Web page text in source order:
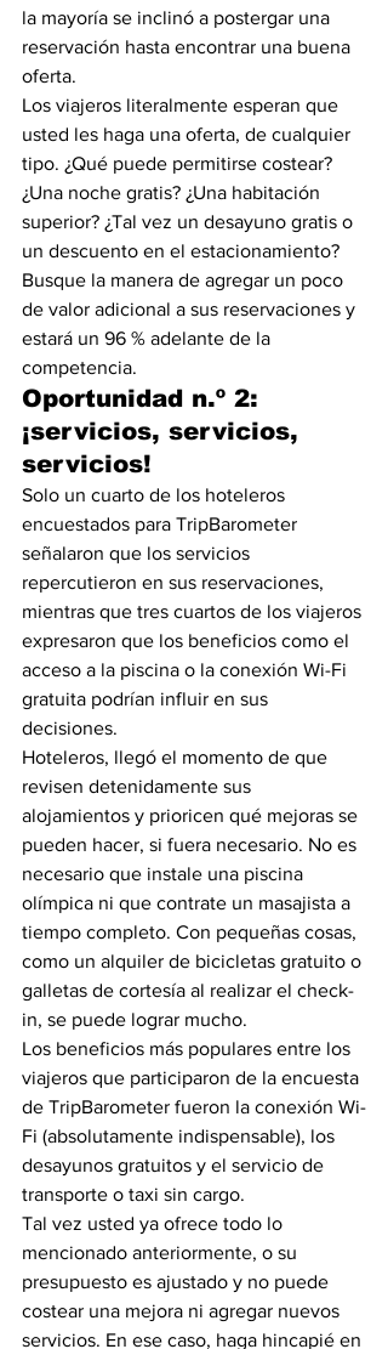
la mayoría se inclinó a postergar una
reservación hasta encontrar una buena
oferta.
Los viajeros literalmente esperan que
usted les haga una oferta, de cualquier
tipo. ¿Qué puede permitirse costear?
¿Una noche gratis? ¿Una habitación
superior? ¿Tal vez un desayuno gratis o
un descuento en el estacionamiento?
Busque la manera de agregar un poco
de valor adicional a sus reservaciones y
estará un 96 % adelante de la
competencia.
Oportunidad n.º 2:
¡servicios, servicios,
servicios!
Solo un cuarto de los hoteleros
encuestados para TripBarometer
señalaron que los servicios
repercutieron en sus reservaciones,
mientras que tres cuartos de los viajeros
expresaron que los beneficios como el
acceso a la piscina o la conexión Wi-Fi
gratuita podrían influir en sus
decisiones.
Hoteleros, llegó el momento de que
revisen detenidamente sus
alojamientos y prioricen qué mejoras se
pueden hacer, si fuera necesario. No es
necesario que instale una piscina
olímpica ni que contrate un masajista a
tiempo completo. Con pequeñas cosas,
como un alquiler de bicicletas gratuito o
galletas de cortesía al realizar el check-
in, se puede lograr mucho.
Los beneficios más populares entre los
viajeros que participaron de la encuesta
de TripBarometer fueron la conexión Wi-
Fi (absolutamente indispensable), los
desayunos gratuitos y el servicio de
transporte o taxi sin cargo.
Tal vez usted ya ofrece todo lo
mencionado anteriormente, o su
presupuesto es ajustado y no puede
costear una mejora ni agregar nuevos
servicios. En ese caso, haga hincapié en